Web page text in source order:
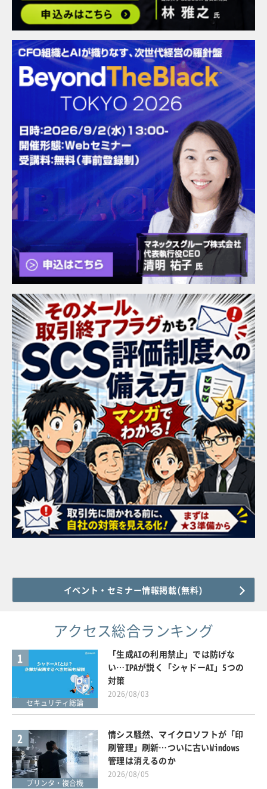
イベント・セミナー情報掲載(無料)
アクセス総合ランキング
1
セキュリティ総論
「生成AIの利用禁止」では防げな
い…IPAが説く「シャドーAI」5つの
対策
2026/08/03
2
プリンタ・複合機
情シス騒然、マイクロソフトが「印
刷管理」刷新…ついに古いWindows
管理は消えるのか
2026/08/05